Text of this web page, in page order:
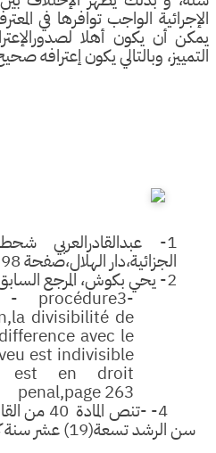
الواجب توافرها في
أن يكون أهلا
وبالتالي يكون إعترافه صحيح .
1- عبدالقادرالعربي
الجزائية،دار الهلال،صفحة 98
- procédure
divisibilité de
difference avec le
aveu est indivisible
l est en droit
penal,page 263
تنص المادة 40 من القانون المدني
الرشد تسعة(19) عشر سنة كاملة "